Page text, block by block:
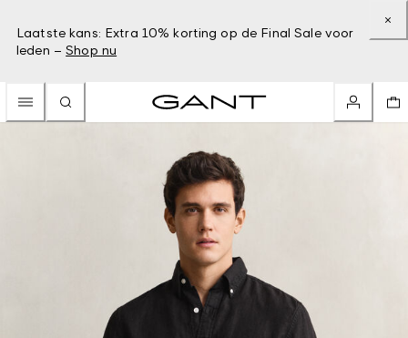
Laatste kans: Extra 10% korting op de Final Sale voor
leden – Shop nu